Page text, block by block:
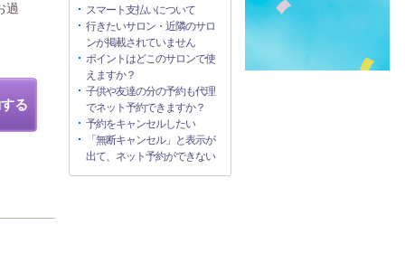
過
る
スマート支払いについて
行きたいサロン・近隣のサロ
ンが掲載されていません
ポイントはどこのサロンで使
えますか？
子供や友達の分の予約も代理
でネット予約できますか？
予約をキャンセルしたい
「無断キャンセル」と表示が
出て、ネット予約ができない